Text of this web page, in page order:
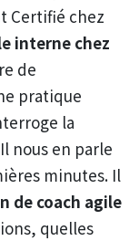
Certifié chez
interne chez
de
pratique
la
nous en parle
minutes. Il
de coach agile
quelles